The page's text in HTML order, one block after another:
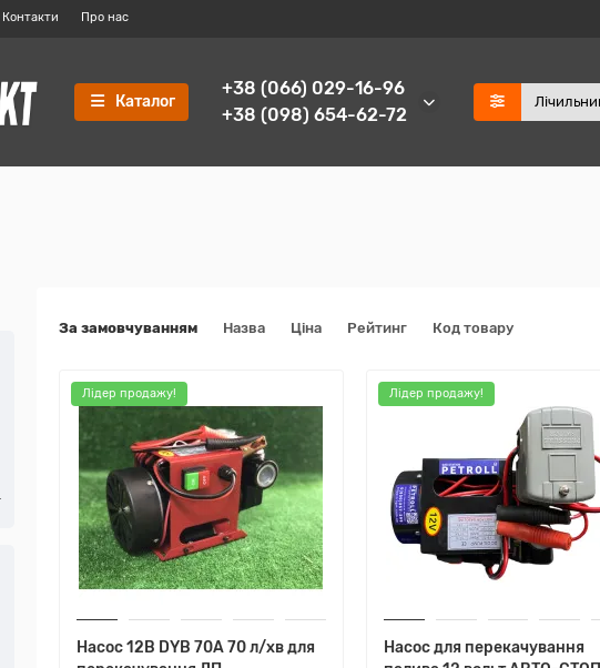
Контакти Про нас
Каталог
+38 (066) 029-16-96
+38 (098) 654-62-72
За замовчуванням Назва Ціна Рейтинг Код товару
Лідер продажу!
Насос 12В DYB 70А 70 л/хв для
Лідер продажу!
Насос для перекачування